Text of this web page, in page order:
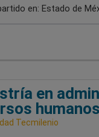
en: Estado de
en
humanos
Tecmilenio